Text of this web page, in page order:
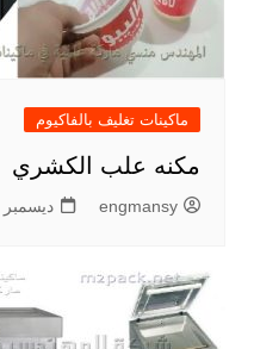
ماكينات تغليف بالفاكيوم
مكنه علب الكشري
engmansy ديسمبر 20, 2021